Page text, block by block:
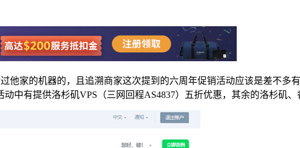
他家的机器的，且追溯商家这次提到的六周年促销活动应该是差不多
中有提供洛杉矶VPS（三网回程AS4837）五折优惠，其余的洛杉矶